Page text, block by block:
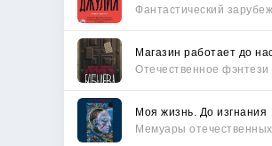
Отечественное фэнтези
Моя жизнь. До изгнания